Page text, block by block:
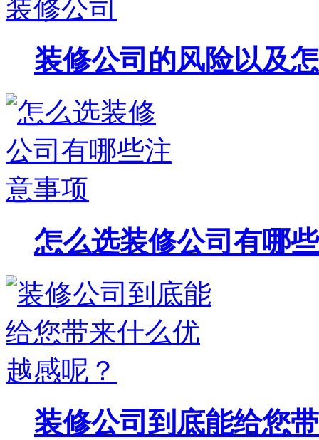
装修公司的风险以及
怎么选装修公司有哪
装修公司到底能给您